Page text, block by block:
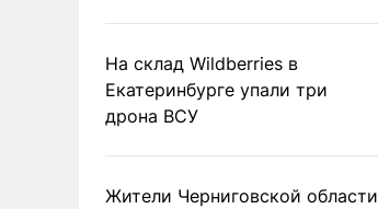
На склад Wildberries в
Екатеринбурге упали три
дрона ВСУ
Жители Черниговской области